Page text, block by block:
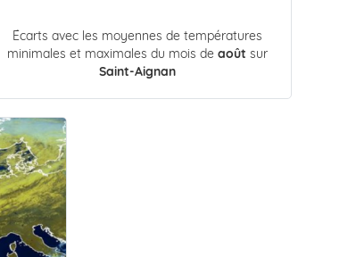
Écarts avec les moyennes de températures
minimales et maximales du mois de août sur
Saint-Aignan